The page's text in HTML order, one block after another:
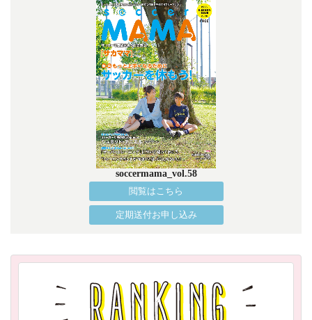
soccermama_vol.58
閲覧はこちら
定期送付お申し込み